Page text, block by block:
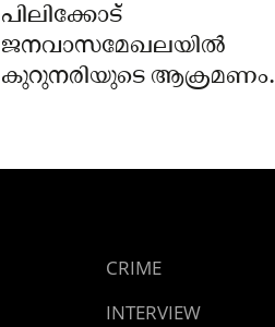
പിലിക്കോട്
ജനവാസമേഖലയിൽ
കുറുനരിയുടെ ആക്രമണം;
പഞ്ചായത്ത്
CRIME
INTERVIEW